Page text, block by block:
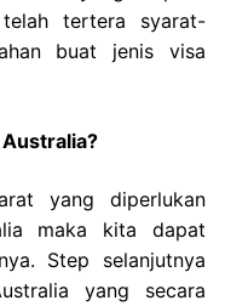
tertera syarat-
buat jenis visa
yang diperlukan
maka kita dapat
Step selanjutnya
yang secara